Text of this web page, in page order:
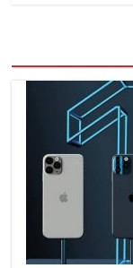
نظيره
مرتقبة لوفد
No Comment
تعلن إلغاء
No Comment